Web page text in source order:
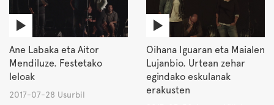
Ane Labaka eta Aitor
Mendiluze. Festetako
leloak
2017-07-28 Usurbil
Oihana Iguaran eta Maialen
Lujanbio. Urtean zehar
egindako eskulanak
erakusten